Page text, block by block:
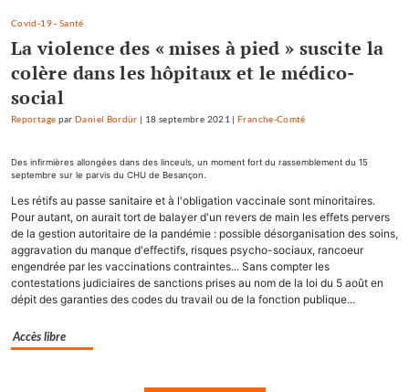
Covid-19- Santé
La violence des « mises à pied » suscite la
colère dans les hôpitaux et le médico-
social
Reportage parDaniel Bordür | 18 septembre 2021 |Franche-Comté
Des infirmières allongées dans des linceuls, un moment fort du rassemblement du 15
septembre sur le parvis du CHU de Besançon.
Les rétifs au passe sanitaire et à l'obligation vaccinale sont minoritaires.
Pour autant, on aurait tort de balayer d'un revers de main les effets pervers
de la gestion autoritaire de la pandémie : possible désorganisation des soins,
aggravation du manque d'effectifs, risques psycho-sociaux, rancoeur
engendrée par les vaccinations contraintes... Sans compter les
contestations judiciaires de sanctions prises au nom de la loi du 5 août en
dépit des garanties des codes du travail ou de la fonction publique...
Accès libre